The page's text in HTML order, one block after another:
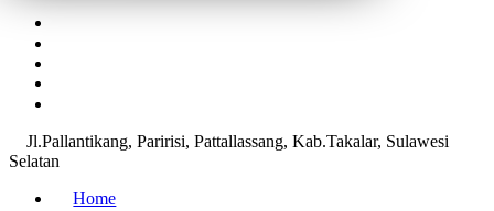
Jl.Pallantikang, Paririsi, Pattallassang, Kab.Takalar, Sulawesi
Selatan
Home